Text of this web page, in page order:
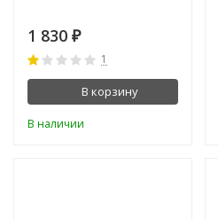
1 830 ₽
1
В корзину
В наличии